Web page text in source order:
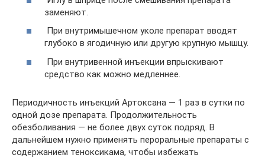
заменяют.
При внутримышечном уколе препарат вводят
глубоко в ягодичную или другую крупную мышцу.
При внутривенной инъекции впрыскивают
средство как можно медленнее.
Периодичность инъекций Артоксана — 1 раз в сутки по
одной дозе препарата. Продолжительность
обезболивания — не более двух суток подряд. В
дальнейшем нужно применять пероральные препараты с
содержанием теноксикама, чтобы избежать